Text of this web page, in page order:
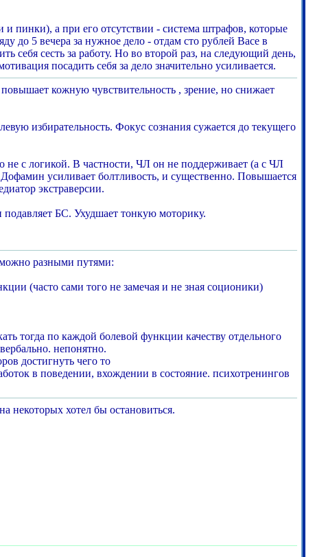
пинки), а при его отсутствии - система штрафов, которые
до 5 вечера за нужное дело - отдам сто рублей Васе в
себя сесть за работу. Но во второй раз, на следующий день,
посадить себя за дело значительно усиливается.
кожную чувствительность , зрение, но снижает
избирательность. Фокус сознания сужается до текущего
с логикой. В частности, ЧЛ он не поддерживает (а с ЧЛ
усиливает болтливость, и существенно. Повышается
экстраверсии.
подавляет БС. Ухудшает тонкую моторику.
разными путями:
(часто сами того не замечая и не зная соционики)
тогда по каждой болевой функции качеству отдельного
непонятно.
достигнуть чего то
в поведении, вхождении в состояние. психотренингов
некоторых хотел бы остановиться.